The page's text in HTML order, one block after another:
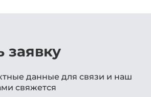
заявку
данные для связи и наш
свяжется